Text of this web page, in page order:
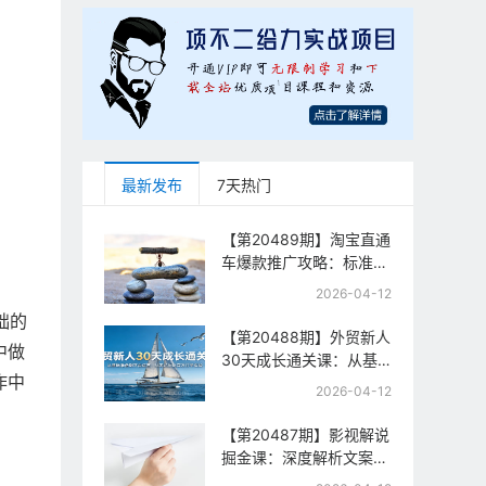
的
做
中
最新发布 7天热门
【第20489期】淘宝直通
车爆款推广攻略：标准计
划+人群打法+全站推
与流量
2026-04-12
【第20488期】外贸新人
30天成长通关课：从基
础准备到平台运营，从零
2026-04-12
【第20487期】影视解说
掘金课：深度解析文案逻
辑、槽点设计与推流机